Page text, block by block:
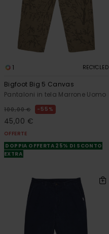
1 RECYCLED
Bigfoot Big 5 Canvas
Pantaloni in tela Marrone Uomo
100,00 € 55%
45,00 €
OFFERTE
DOPPIA OFFERTA 25% DI SCONTO
EXTRA